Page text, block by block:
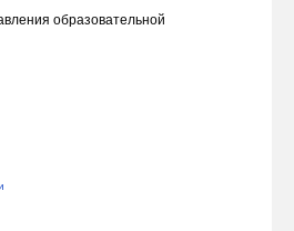
образовательной